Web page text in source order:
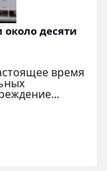
около десяти
время